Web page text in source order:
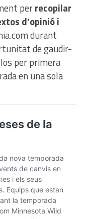
perrecopilar
d’opinió i
durant
de gaudir-
per primera
en una sola